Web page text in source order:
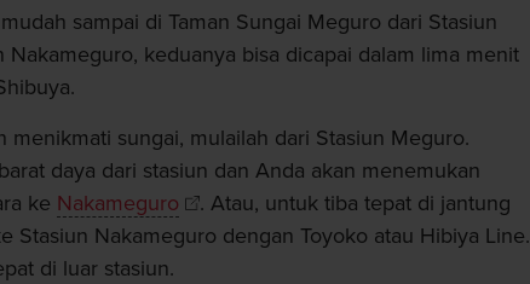
sampai di Taman Sungai Meguro dari Stasiun
Nakameguro, keduanya bisa dicapai dalam lima menit
menikmati sungai, mulailah dari Stasiun Meguro.
daya dari stasiun dan Anda akan menemukan
ke Nakameguro
. Atau, untuk tiba tepat di jantung
Stasiun Nakameguro dengan Toyoko atau Hibiya Line.
di luar stasiun.